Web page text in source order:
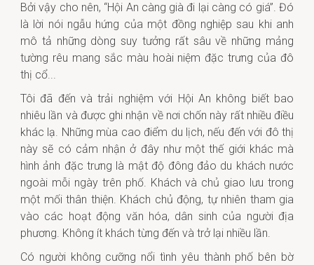
Bởi vậy cho nên, “Hội An càng già đi lại càng có giá”. Đó
là lời nói ngẫu hứng của một đồng nghiệp sau khi anh
mô tả những dòng suy tưởng rất sâu về những mảng
tường rêu mang sắc màu hoài niệm đặc trưng của đô
thị cổ...
Tôi đã đến và trải nghiệm với Hội An không biết bao
nhiêu lần và được ghi nhận về nơi chốn này rất nhiều điều
khác lạ. Những mùa cao điểm du lịch, nếu đến với đô thị
này sẽ có cảm nhận ở đây như một thế giới khác mà
hình ảnh đặc trưng là mật độ đông đảo du khách nước
ngoài mỗi ngày trên phố. Khách và chủ giao lưu trong
một mối thân thiện. Khách chủ động, tự nhiên tham gia
vào các hoạt động văn hóa, dân sinh của người địa
phương. Không ít khách từng đến và trở lại nhiều lần.
Có người không cưỡng nổi tình yêu thành phố bên bờ